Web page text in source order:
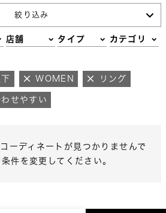
絞り込み
店舗 タイプ カテゴリ
WOMEN リング
せやすい
ーディネートが見つかりませんで
件を変更してください。